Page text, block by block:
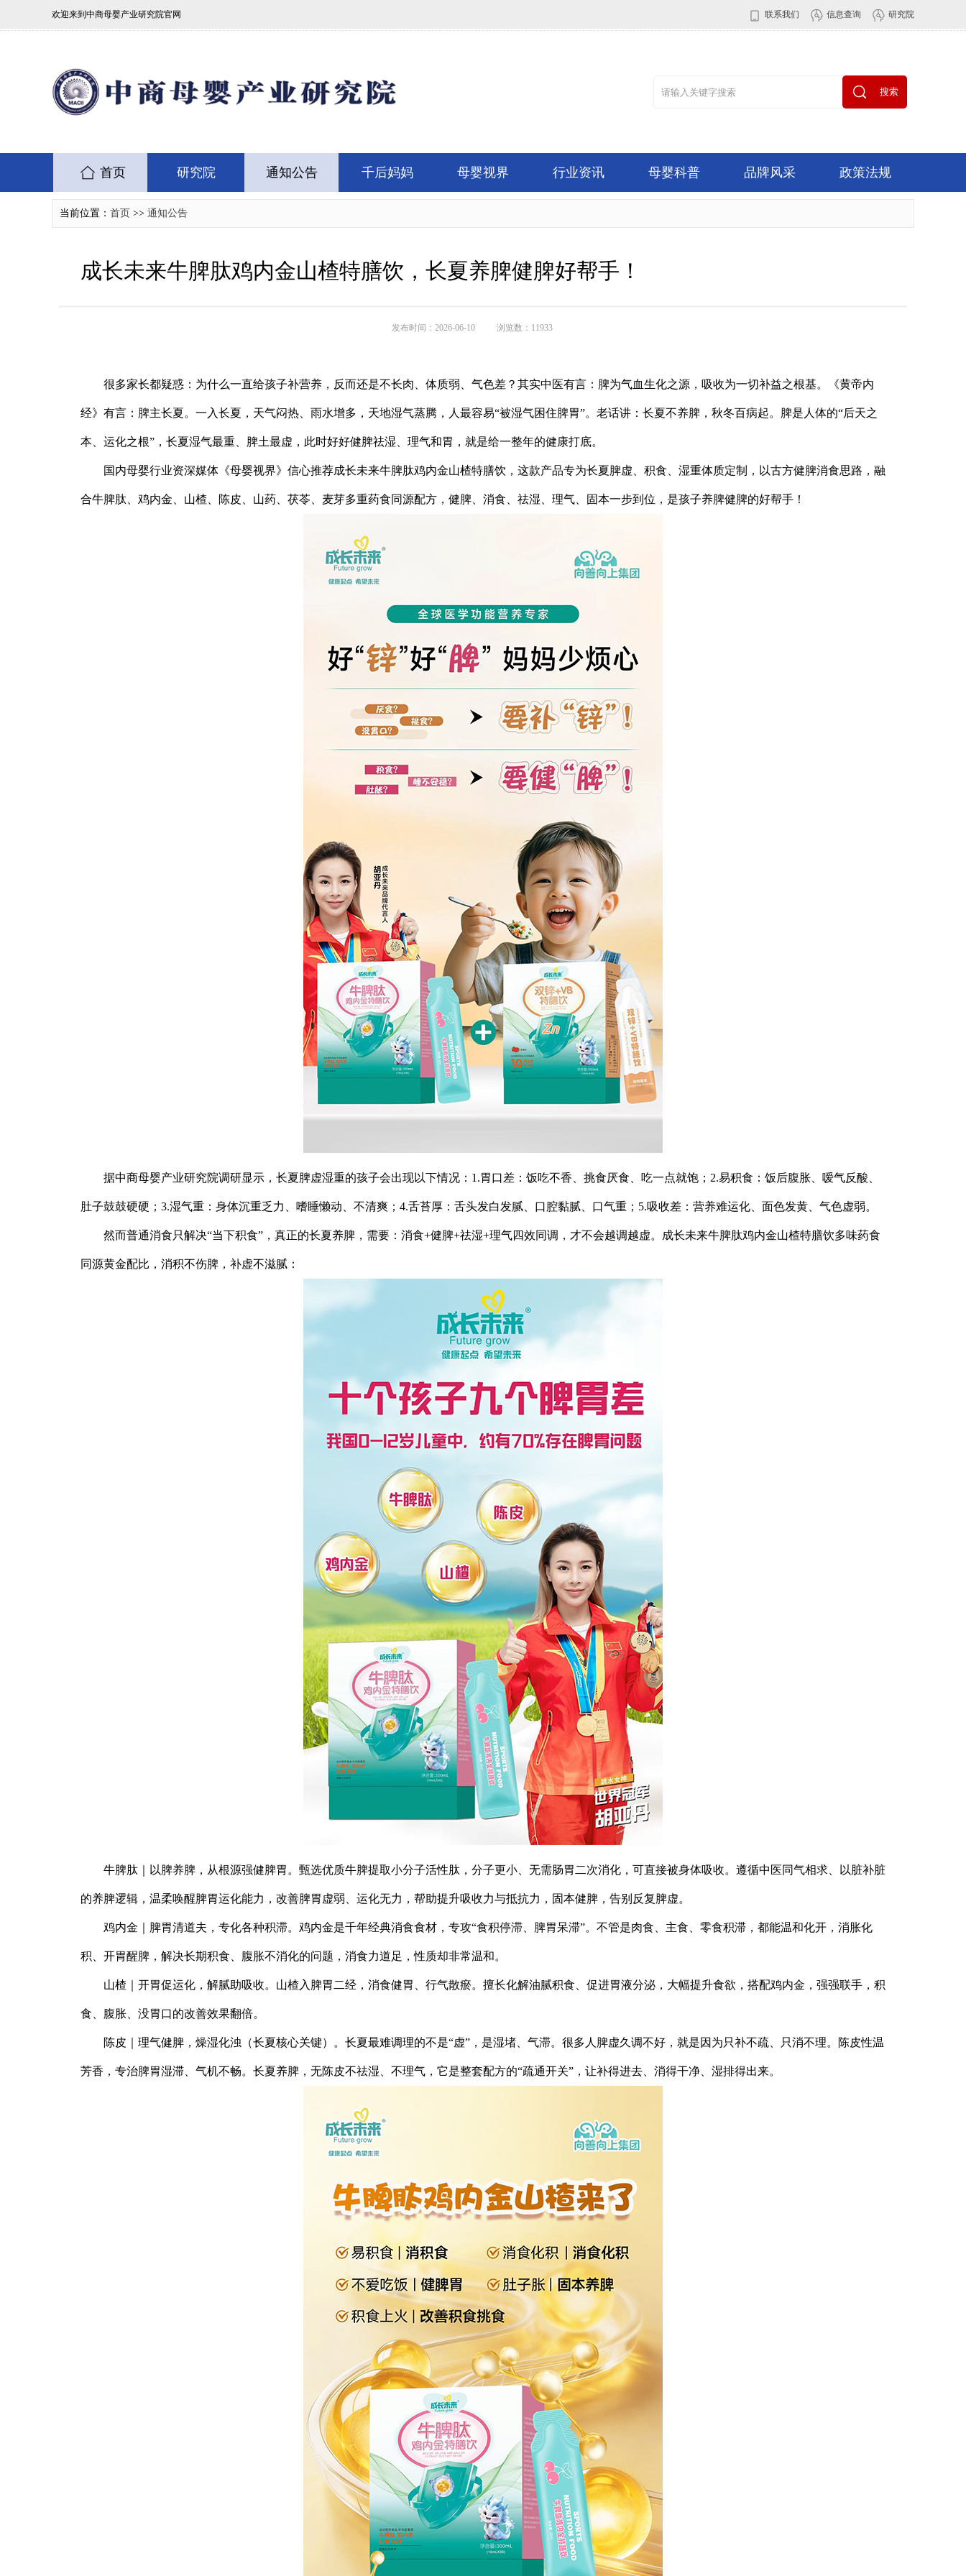
欢迎来到中商母婴产业研究院官网 联系我们 信息查询 研究院
搜索
首页 研究院 通知公告 千后妈妈 母婴视界 行业资讯 母婴科普 品牌风采 政策法规
当前位置： 首页 >> 通知公告
成长未来牛脾肽鸡内金山楂特膳饮，长夏养脾健脾好帮手！
发布时间：2026-06-10 浏览数：11933
很多家长都疑惑：为什么一直给孩子补营养，反而还是不长肉、体质弱、气色差？其实中医有言：脾为气血生化之源，吸收为一切补益之根基。《黄帝内
经》有言：脾主长夏。一入长夏，天气闷热、雨水增多，天地湿气蒸腾，人最容易“被湿气困住脾胃”。老话讲：长夏不养脾，秋冬百病起。脾是人体的“后天之
本、运化之根”，长夏湿气最重、脾土最虚，此时好好健脾祛湿、理气和胃，就是给一整年的健康打底。
国内母婴行业资深媒体《母婴视界》信心推荐成长未来牛脾肽鸡内金山楂特膳饮，这款产品专为长夏脾虚、积食、湿重体质定制，以古方健脾消食思路，融
合牛脾肽、鸡内金、山楂、陈皮、山药、茯苓、麦芽多重药食同源配方，健脾、消食、祛湿、理气、固本一步到位，是孩子养脾健脾的好帮手！
据中商母婴产业研究院调研显示，长夏脾虚湿重的孩子会出现以下情况：1.胃口差：饭吃不香、挑食厌食、吃一点就饱；2.易积食：饭后腹胀、嗳气反酸、
肚子鼓鼓硬硬；3.湿气重：身体沉重乏力、嗜睡懒动、不清爽；4.舌苔厚：舌头发白发腻、口腔黏腻、口气重；5.吸收差：营养难运化、面色发黄、气色虚弱。
然而普通消食只解决“当下积食”，真正的长夏养脾，需要：消食+健脾+祛湿+理气四效同调，才不会越调越虚。成长未来牛脾肽鸡内金山楂特膳饮多味药食
同源黄金配比，消积不伤脾，补虚不滋腻：
牛脾肽｜以脾养脾，从根源强健脾胃。甄选优质牛脾提取小分子活性肽，分子更小、无需肠胃二次消化，可直接被身体吸收。遵循中医同气相求、以脏补脏
的养脾逻辑，温柔唤醒脾胃运化能力，改善脾胃虚弱、运化无力，帮助提升吸收力与抵抗力，固本健脾，告别反复脾虚。
鸡内金｜脾胃清道夫，专化各种积滞。鸡内金是千年经典消食食材，专攻“食积停滞、脾胃呆滞”。不管是肉食、主食、零食积滞，都能温和化开，消胀化
积、开胃醒脾，解决长期积食、腹胀不消化的问题，消食力道足，性质却非常温和。
山楂｜开胃促运化，解腻助吸收。山楂入脾胃二经，消食健胃、行气散瘀。擅长化解油腻积食、促进胃液分泌，大幅提升食欲，搭配鸡内金，强强联手，积
食、腹胀、没胃口的改善效果翻倍。
陈皮｜理气健脾，燥湿化浊（长夏核心关键）。长夏最难调理的不是“虚”，是湿堵、气滞。很多人脾虚久调不好，就是因为只补不疏、只消不理。陈皮性温
芳香，专治脾胃湿滞、气机不畅。长夏养脾，无陈皮不祛湿、不理气，它是整套配方的“疏通开关”，让补得进去、消得干净、湿排得出来。